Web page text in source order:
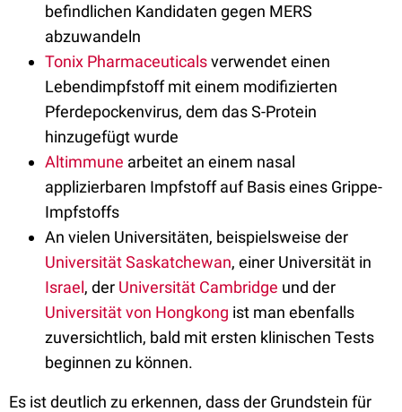
befindlichen Kandidaten gegen MERS
abzuwandeln
Tonix Pharmaceuticalsverwendet einen
Lebendimpfstoff mit einem modifizierten
Pferdepockenvirus, dem das S-Protein
hinzugefügt wurde
Altimmune arbeitet an einem nasal
applizierbaren Impfstoff auf Basis eines Grippe-
Impfstoffs
An vielen Universitäten, beispielsweise der
Universität Saskatchewan, einer Universität in
Israel, der Universität Cambridge und der
Universität von Hongkong ist man ebenfalls
zuversichtlich, bald mit ersten klinischen Tests
beginnen zu können.
Es ist deutlich zu erkennen, dass der Grundstein für